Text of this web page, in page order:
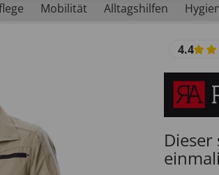
Mobilität Alltagshilfen
4.4